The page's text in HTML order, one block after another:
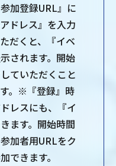
加登録URL』に
ドレス』を入力
だくと、『イベ
されます。開始
ていただくこと
。※『登録』時
レスにも、『イ
ます。開始時間
加者用URLをク
できます。